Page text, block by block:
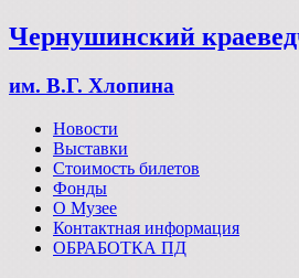
Чернушинский
им. В.Г. Хлопина
Новости
Выставки
Стоимость билетов
Фонды
О Музее
Контактная информация
ОБРАБОТКА ПД